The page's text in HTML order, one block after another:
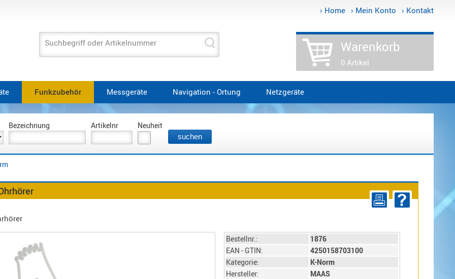
› Home › Mein Konto › Kontakt
Suchbegriff oder Artikelnummer Warenkorb
0 Artikel
Funkzubehör Messgeräte Navigation - Ortung Netzgeräte
Bezeichnung Artikelnr Neuheit
Bestellnr.:
1876
EAN - GTIN:
4250158703100
Kategorie:
K-Norm
Hersteller:
MAAS